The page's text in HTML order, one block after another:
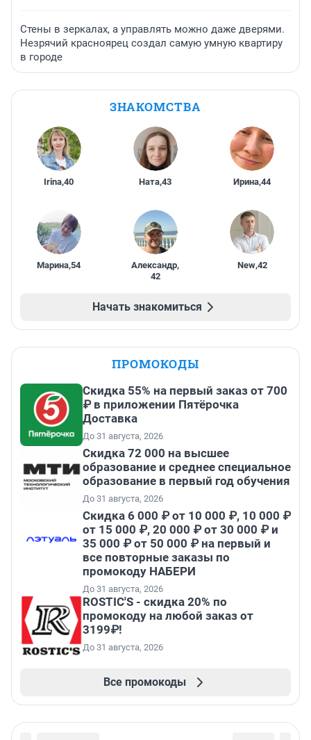
Стены в зеркалах, а управлять можно даже дверями.
Незрячий красноярец создал самую умную квартиру
в городе
ЗНАКОМСТВА
Irina,40 Ната,43 Ирина,44
Марина,54 Александр,
42
New,42
Начать знакомиться
ПРОМОКОДЫ
Скидка 55% на первый заказ от 700
₽ в приложении Пятёрочка
Доставка
До 31 августа, 2026
Скидка 72 000 на высшее
образование и среднее специальное
образование в первый год обучения
До 31 августа, 2026
Скидка 6 000 ₽ от 10 000 ₽, 10 000 ₽
от 15 000 ₽, 20 000 ₽ от 30 000 ₽ и
35 000 ₽ от 50 000 ₽ на первый и
все повторные заказы по
промокоду НАБЕРИ
До 31 августа, 2026
ROSTIC'S - скидка 20% по
промокоду на любой заказ от
3199₽!
До 31 августа, 2026
Все промокоды